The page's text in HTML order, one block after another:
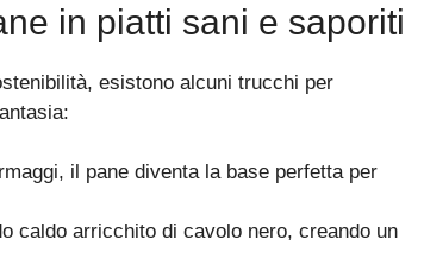
in piatti sani e saporiti
esistono alcuni trucchi per
il pane diventa la base perfetta per
caldo arricchito di cavolo nero, creando un